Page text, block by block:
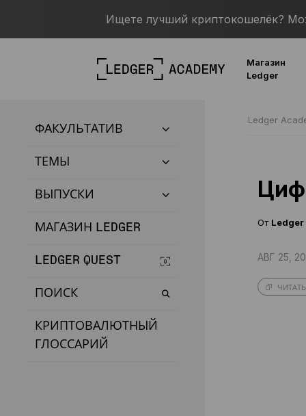
Ищете лучший криптокошелёк?
Магазин
Ledger
ФАКУЛЬТАТИВ
ТЕМЫ
ВЫПУСКИ
МАГАЗИН LEDGER
LEDGER QUEST
ПОИСК
КРИПТОВАЛЮТНЫЙ
ГЛОССАРИЙ
Ledger
От Ledger
АВГ 25,
ЧИТАТЬ